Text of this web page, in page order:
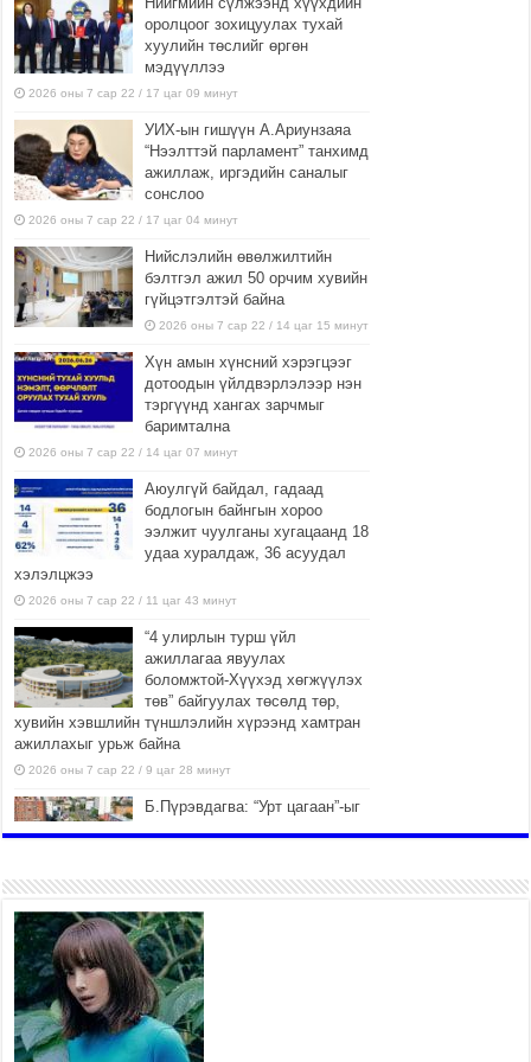
оролцоог зохицуулах тухай
хуулийн төслийг өргөн
мэдүүллээ
2026 оны 7 сар 22 / 17 цаг 09 минут
УИХ-ын гишүүн А.Ариунзаяа
“Нээлттэй парламент” танхимд
ажиллаж, иргэдийн саналыг
сонслоо
2026 оны 7 сар 22 / 17 цаг 04 минут
Нийслэлийн өвөлжилтийн
бэлтгэл ажил 50 орчим хувийн
гүйцэтгэлтэй байна
2026 оны 7 сар 22 / 14 цаг 15 минут
Хүн амын хүнсний хэрэгцээг
дотоодын үйлдвэрлэлээр нэн
тэргүүнд хангах зарчмыг
баримтална
2026 оны 7 сар 22 / 14 цаг 07 минут
Аюулгүй байдал, гадаад
бодлогын байнгын хороо
ээлжит чуулганы хугацаанд 18
удаа хуралдаж, 36 асуудал
хэлэлцжээ
2026 оны 7 сар 22 / 11 цаг 43 минут
“4 улирлын турш үйл
ажиллагаа явуулах
боломжтой-Хүүхэд хөгжүүлэх
төв” байгуулах төсөлд төр,
хувийн хэвшлийн түншлэлийн хүрээнд хамтран
ажиллахыг урьж байна
2026 оны 7 сар 22 / 9 цаг 28 минут
Б.Пүрэвдагва: “Урт цагаан”-ыг
2026 оны 7 сар 21 / 16 цаг 47 минут
Тусгай замын автобус /BRT/
төслийн удирдах хорооны
ээлжит хуралдаан боллоо
2026 оны 7 сар 21 / 16 цаг 43 минут
Ерөнхий сайд Н.Учрал БНХАУ-